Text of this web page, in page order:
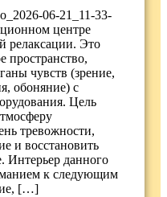
06-21_11-33-
центре
релаксации. Это
пространство,
чувств (зрение,
обоняние) с
Цель
тревожности,
и восстановить
Интерьер данного
к следующим
[…]